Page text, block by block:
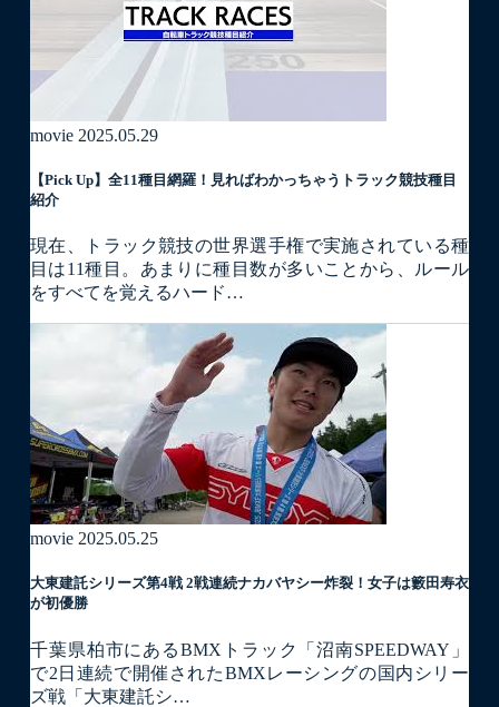
movie 2025.05.29
【Pick Up】全11種目網羅！見ればわかっちゃうトラック競技種目
紹介
現在、トラック競技の世界選手権で実施されている種
目は11種目。あまりに種目数が多いことから、ルール
をすべてを覚えるハード…
movie 2025.05.25
大東建託シリーズ第4戦 2戦連続ナカバヤシー炸裂！女子は籔田寿衣
が初優勝
千葉県柏市にあるBMXトラック「沼南SPEEDWAY」
で2日連続で開催されたBMXレーシングの国内シリー
ズ戦「大東建託シ…